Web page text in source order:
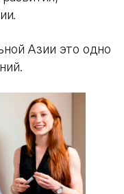
Азии это одно